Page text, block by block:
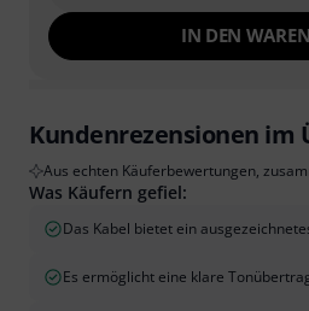
IN DEN
Kundenrezensionen im
Aus echten Käuferbewertungen,
Was Käufern gefiel:
Das Kabel bietet ein
Es ermöglicht eine klare